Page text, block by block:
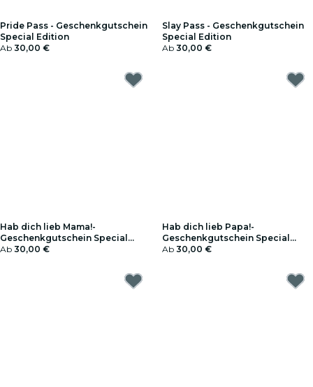
Pride Pass - Geschenkgutschein
Special Edition
Ab 30,00 €
Slay Pass - Geschenkgutschein
Special Edition
Ab 30,00 €
Hab dich lieb Mama!-
Geschenkgutschein Special
Edition
Ab 30,00 €
Hab dich lieb Papa!-
Geschenkgutschein Special
Edition
Ab 30,00 €